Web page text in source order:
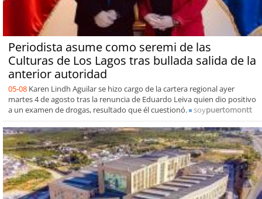
Periodista asume como seremi de las
Culturas de Los Lagos tras bullada salida de la
anterior autoridad
05-08 Karen Lindh Aguilar se hizo cargo de la cartera regional ayer
martes 4 de agosto tras la renuncia de Eduardo Leiva quien dio positivo
a un examen de drogas, resultado que él cuestionó.
soypuertomontt